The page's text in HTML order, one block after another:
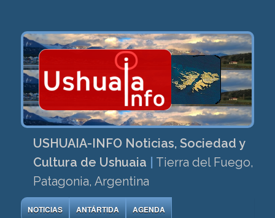
USHUAIA-INFO Noticias, Sociedad y
Cultura de Ushuaia
Tierra del Fuego,
Patagonia, Argentina
NOTICIAS ANTÁRTIDA AGENDA